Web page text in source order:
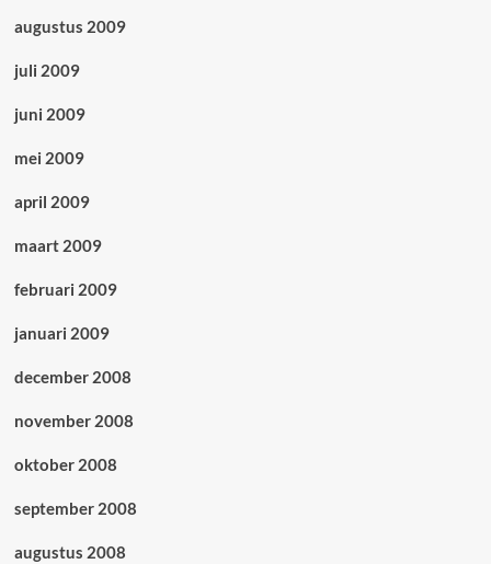
augustus 2009
juli 2009
juni 2009
mei 2009
april 2009
maart 2009
februari 2009
januari 2009
december 2008
november 2008
oktober 2008
september 2008
augustus 2008